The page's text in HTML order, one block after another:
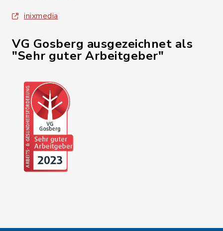
inixmedia
VG Gosberg ausgezeichnet als
"Sehr guter Arbeitgeber"